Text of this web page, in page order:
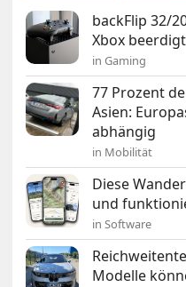
backFlip 32/
Xbox
in Gaming
77 Prozent
Asien:
abhängig
in Mobilität
Diese
und
in Software
Modelle